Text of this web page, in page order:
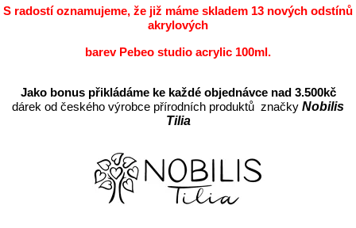
BLOKY, SKICÁKY
S radostí oznamujeme, že již máme skladem 13 nových odstínů
akrylových
barev Pebeo studio acrylic 100ml.
Jako bonus přikládáme ke každé objednávce nad 3.500kč
dárek od českého výrobce přírodních produktů značky Nobilis
Tilia